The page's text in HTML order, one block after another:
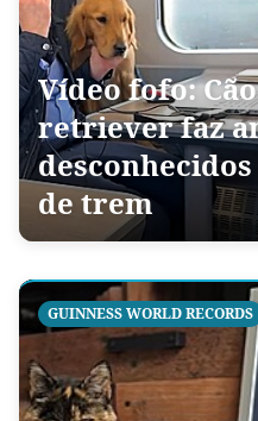
Vídeo fofo:
retriever faz
de trem
GUINNESS WORLD RECORDS